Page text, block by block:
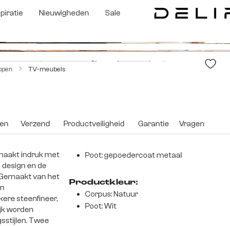
Nieuwigheden Sale
TV-meubels
Verzend Productveiligheid Garantie Vragen
indruk met
en de
van het
steenfineer,
worden
Twee
Poot: gepoedercoat metaal
Productkleur:
Corpus: Natuur
Poot: Wit